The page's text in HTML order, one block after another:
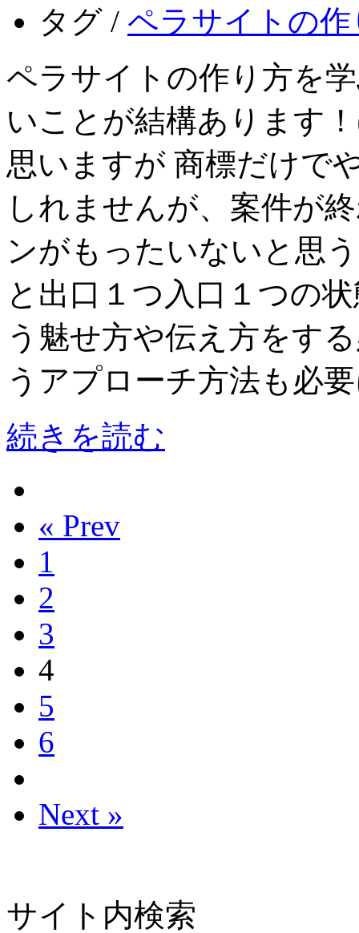
タグ / ペラサイトの作
ペラサイトの作り方を
いことが結構あります
思いますが 商標だけで
しれませんが、案件が
ンがもったいないと思
と出口１つ入口１つの
う魅せ方や伝え方をす
うアプローチ方法も必
続きを読む
« Prev
1
2
3
4
5
6
Next »
サイト内検索